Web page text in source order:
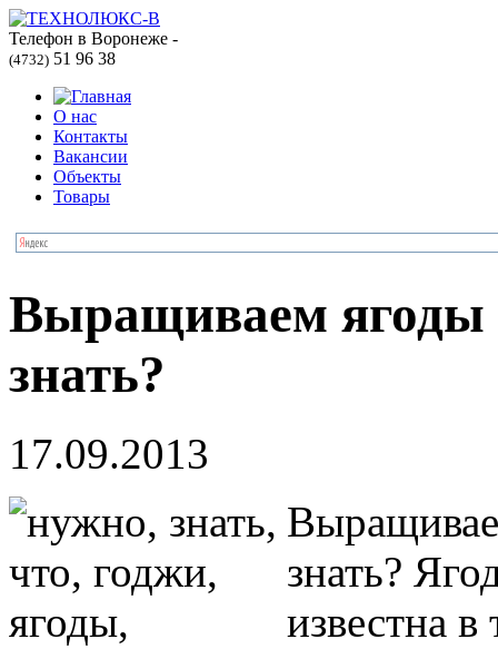
Телефон в Воронеже -
(4732) 51 96 38
О нас
Контакты
Вакансии
Объекты
Товары
Выращиваем ягоды
знать?
17.09.2013
знать?
известна